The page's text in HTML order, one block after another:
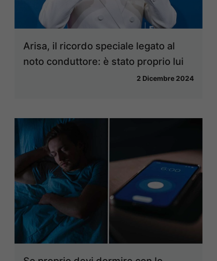
Arisa, il ricordo speciale legato al
noto conduttore: è stato proprio lui
2 Dicembre 2024